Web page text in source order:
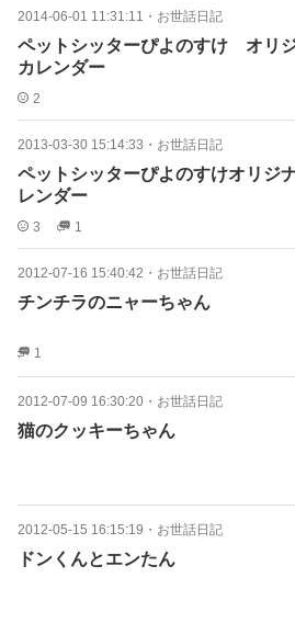
2014-06-01 11:31:11 ・ お世話日記
ペットシッターぴよのすけ オリ
カレンダー
2
2013-03-30 15:14:33 ・ お世話日記
ペットシッターぴよのすけオリジ
レンダー
3 1
2012-07-16 15:40:42 ・ お世話日記
チンチラのニャーちゃん
1
2012-07-09 16:30:20 ・ お世話日記
猫のクッキーちゃん
2012-05-15 16:15:19 ・ お世話日記
ドンくんとエンたん